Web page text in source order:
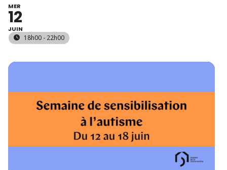
MER
12
JUIN
18h00 - 22h00